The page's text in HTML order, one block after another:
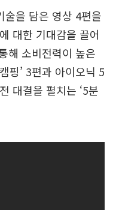
술을 담은 영상 4편을
대한 기대감을 끌어
해 소비전력이 높은
핑’ 3편과 아이오닉 5
대결을 펼치는 ‘5분